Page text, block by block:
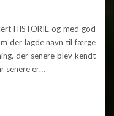
HISTORIE og med god
der lagde navn til færge
der senere blev kendt
senere er…